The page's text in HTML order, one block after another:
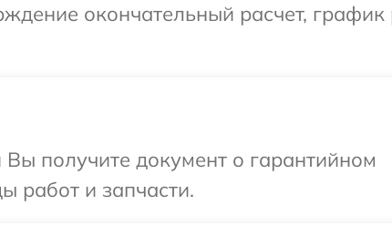
окончательный расчет, график
Вы получите документ о гарантийном
работ и запчасти.